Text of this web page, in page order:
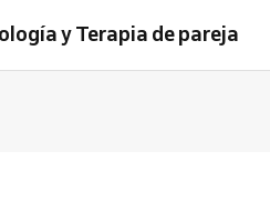
y Terapia de pareja